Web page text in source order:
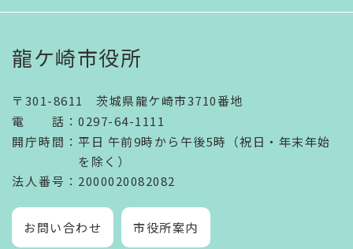
龍ケ崎市役所
〒301-8611 茨城県龍ケ崎市3710番地
電話 ： 0297-64-1111
開庁時間 ： 平日 午前9時から午後5時（祝日・年末年始
を除く）
法人番号 ：2000020082082
お問い合わせ 市役所案内